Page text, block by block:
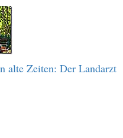
alte Zeiten: Der Landarzt